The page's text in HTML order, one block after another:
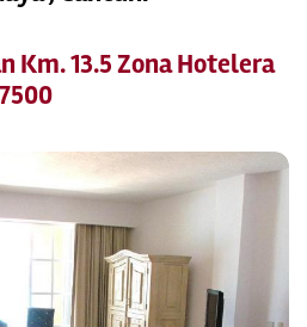
Km. 13.5 Zona Hotelera